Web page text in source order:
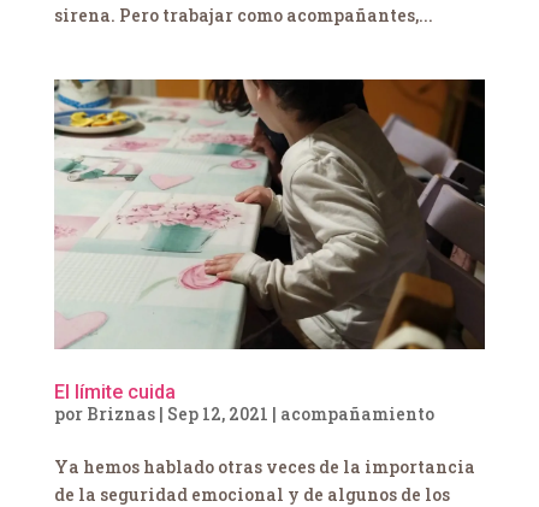
sirena. Pero trabajar como acompañantes,...
El límite cuida
por Briznas| Sep 12, 2021 | acompañamiento
Ya hemos hablado otras veces de la importancia
de la seguridad emocional y de algunos de los